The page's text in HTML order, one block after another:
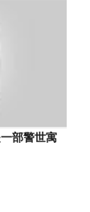
部警世寓